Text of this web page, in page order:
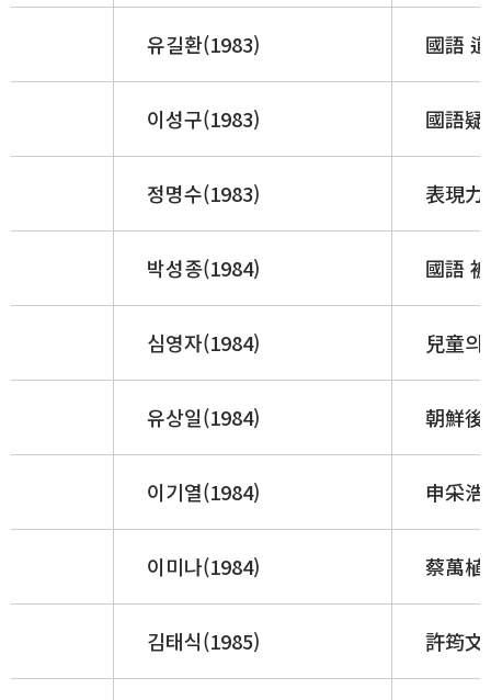
유길환(1983) 國語
이성구(1983) 國語疑
정명수(1983) 表現力
박성종(1984) 國語
심영자(1984) 兒童
유상일(1984) 朝鮮後
이기열(1984) 申采
이미나(1984) 蔡萬植
김태식(1985) 許筠文